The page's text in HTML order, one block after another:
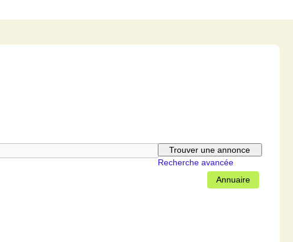
Recherche avancée
Annuaire